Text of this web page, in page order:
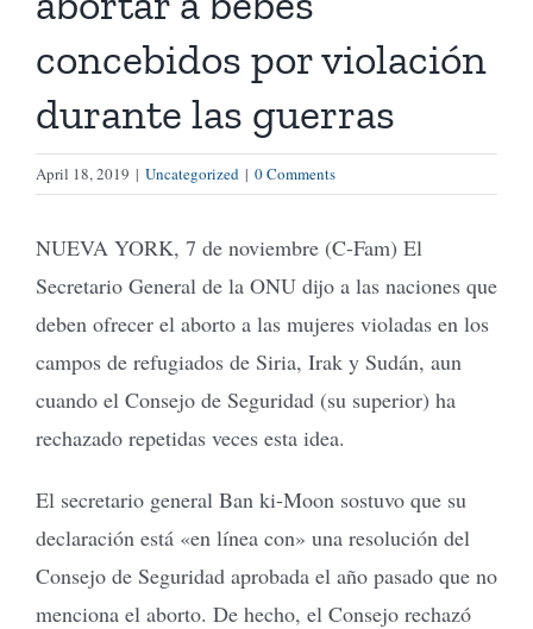
concebidos por violación
durante las guerras
April 18, 2019 | Uncategorized | 0 Comments
NUEVA YORK, 7 de noviembre (C-Fam) El
Secretario General de la ONU dijo a las naciones que
deben ofrecer el aborto a las mujeres violadas en los
campos de refugiados de Siria, Irak y Sudán, aun
cuando el Consejo de Seguridad (su superior) ha
rechazado repetidas veces esta idea.
El secretario general Ban ki-Moon sostuvo que su
declaración está «en línea con» una resolución del
Consejo de Seguridad aprobada el año pasado que no
menciona el aborto. De hecho, el Consejo rechazó